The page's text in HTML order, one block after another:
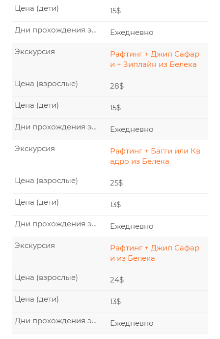
15$
Цена (дети)
Ежедневно
Дни прохождения экскурсии
Рафтинг + Джип Сафар
и + Зиплайн из Белека
Экскурсия
28$
Цена (взрослые)
15$
Цена (дети)
Ежедневно
Дни прохождения экскурсии
Рафтинг + Багги или Кв
адро из Белека
Экскурсия
25$
Цена (взрослые)
13$
Цена (дети)
Ежедневно
Дни прохождения экскурсии
Рафтинг + Джип Сафар
и из Белека
Экскурсия
24$
Цена (взрослые)
13$
Цена (дети)
Ежедневно
Дни прохождения экскурсии